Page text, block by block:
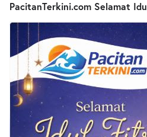
PacitanTerkini.com Selamat